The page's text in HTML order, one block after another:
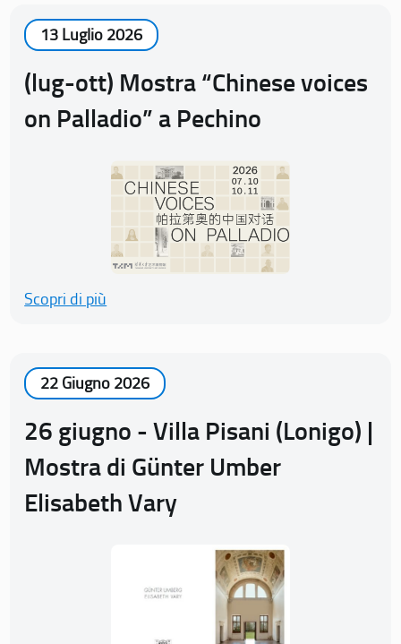
13 Luglio 2026
(lug-ott) Mostra “Chinese voices
on Palladio” a Pechino
Scopri di più
22 Giugno 2026
26 giugno - Villa Pisani (Lonigo) |
Mostra di Günter Umber
Elisabeth Vary